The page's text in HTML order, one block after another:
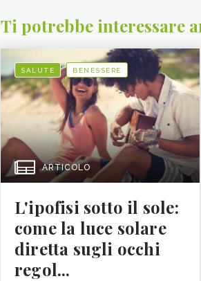
Ti potrebbe interessare
SALUTE BENESSERE
ARTICOLO
L'ipofisi sotto il sole:
come la luce solare
diretta sugli occhi
regol...